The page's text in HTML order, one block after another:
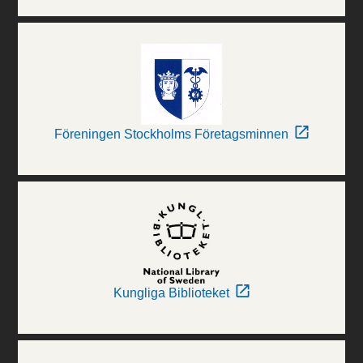
Föreningen Stockholms Företagsminnen
Kungliga Biblioteket